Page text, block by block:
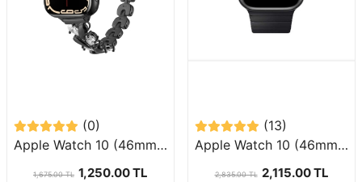
(0)
Apple Watch 10 (46mm) Uyumlu Taşlı Metal Kordon-103
1,675.00 TL 1,250.00 TL
(13)
Apple Watch 10 (46mm) Uyumlu Parçalı Çizgi Tasarımlı Metal Kordon-35
2,835.00 TL 2,115.00 TL